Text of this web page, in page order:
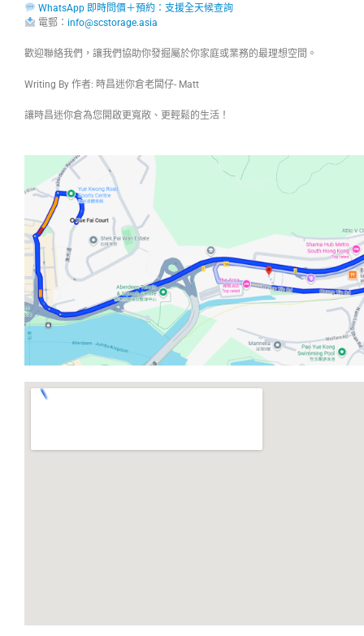
WhatsApp 即時問價＋預約：支援全天候查詢
電郵： info@scstorage.asia
歡迎聯絡我們，讓我們協助你發掘屬於你家庭或業務的最理想空間。
Writing By 作者: 時昌迷你倉老闆仔- Matt
讓時昌迷你倉為您開啟更寬敞、更輕鬆的生活！